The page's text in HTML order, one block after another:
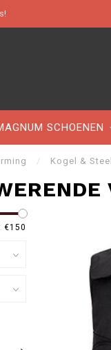
SCHOENEN
/ Kogel &
€150